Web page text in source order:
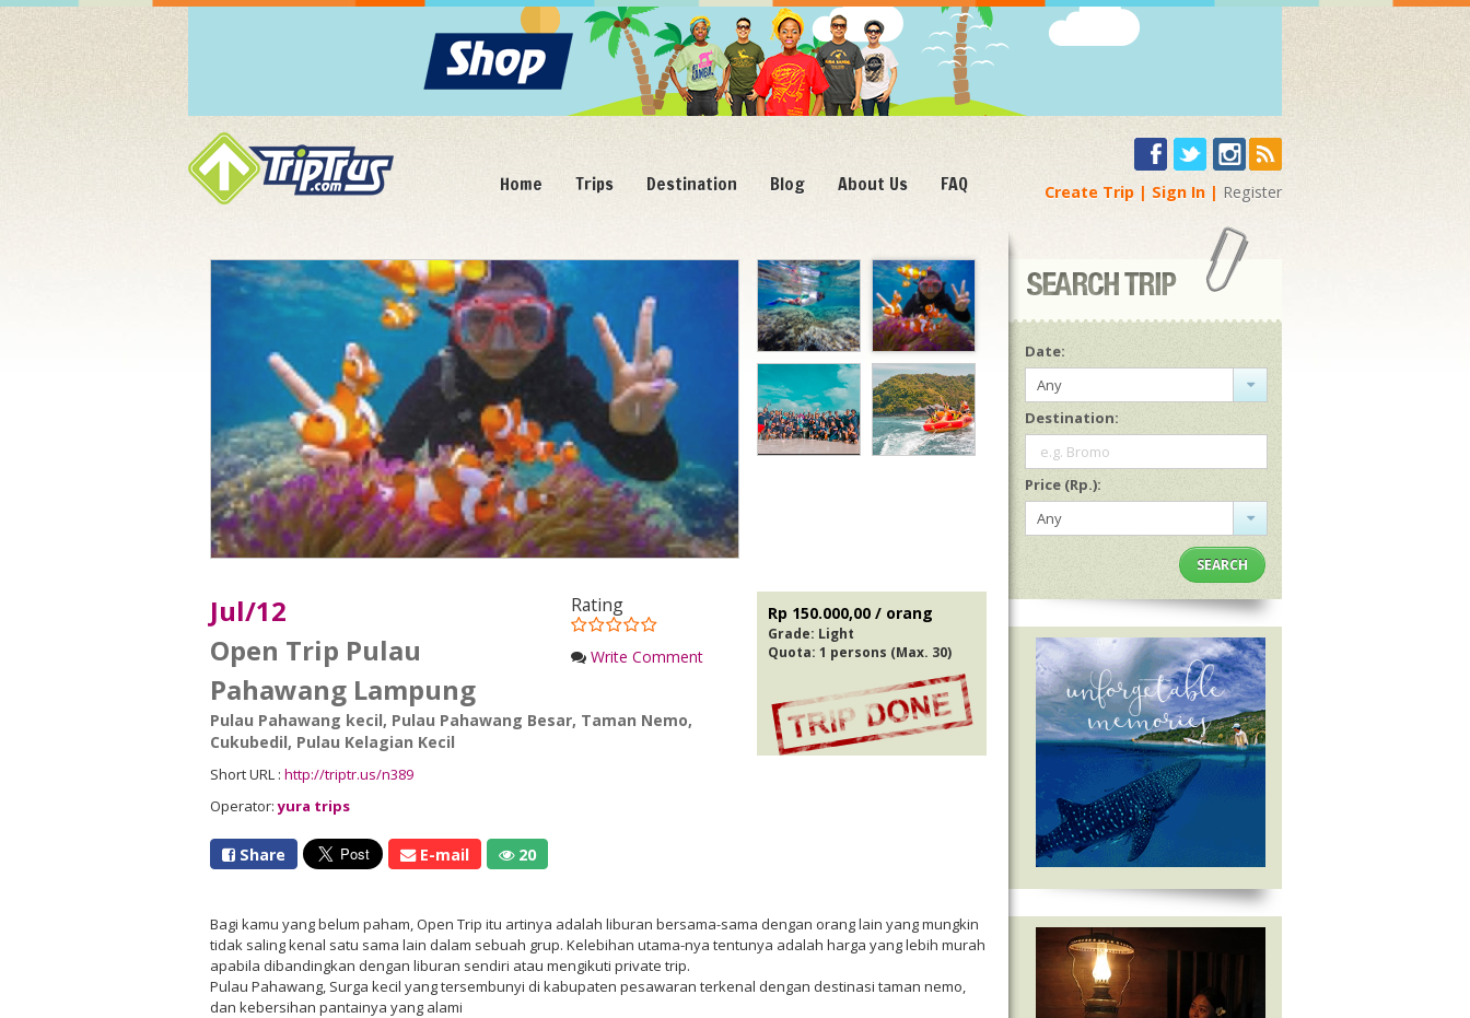
Home Trips Destination Blog About Us FAQ Create Trip Sign In Register
Rating
Write Comment
Jul/12
Open Trip Pulau
Pahawang Lampung
Pulau Pahawang kecil, Pulau Pahawang Besar, Taman Nemo,
Cukubedil, Pulau Kelagian Kecil
Short URL : http://triptr.us/n389
Operator:yura trips
Rp 150.000,00 / orang
Grade: Light
Quota: 1 persons (Max. 30)
Share E-mail 20
Bagi kamu yang belum paham, Open Trip itu artinya adalah liburan bersama-sama dengan orang lain yang mungkin
tidak saling kenal satu sama lain dalam sebuah grup. Kelebihan utama-nya tentunya adalah harga yang lebih murah
apabila dibandingkan dengan liburan sendiri atau mengikuti private trip.
Pulau Pahawang, Surga kecil yang tersembunyi di kabupaten pesawaran terkenal dengan destinasi taman nemo,
dan kebersihan pantainya yang alami
Date:
Any
Destination:
e.g. Bromo
Price (Rp.):
Any
SEARCH